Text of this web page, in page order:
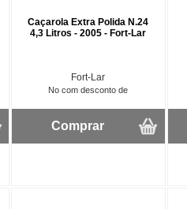
Caçarola Extra Polida N.24
4,3 Litros - 2005 - Fort-Lar
Fort-Lar
No com desconto de
Comprar